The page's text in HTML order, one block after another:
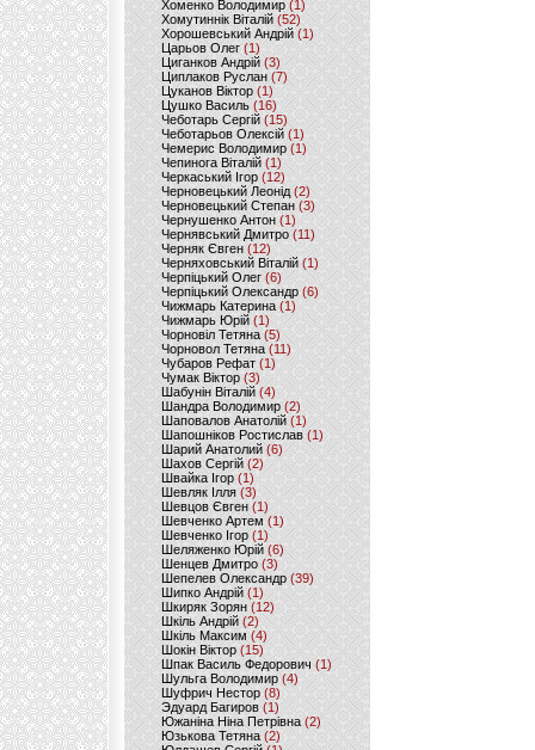
Хоменко Володимир (1)
Хомутиннік Віталій (52)
Хорошевський Андрій (1)
Царьов Олег (1)
Циганков Андрій (3)
Циплаков Руслан(7)
Цуканов Віктор (1)
Цушко Василь (16)
Чеботарь Сергій (15)
Чеботарьов Олексій (1)
Чемерис Володимир (1)
Чепинога Віталій (1)
Черкаський Ігор (12)
Черновецький Леонід(2)
Черновецький Степан (3)
Чернушенко Антон (1)
Чернявський Дмитро(11)
Черняк Євген(12)
Черняховський Віталій (1)
Черпіцький Олег (6)
Черпіцький Олександр (6)
Чижмарь Катерина (1)
Чижмарь Юрій (1)
Чорновіл Тетяна (5)
Чорновол Тетяна (11)
Чубаров Рефат (1)
Чумак Віктор(3)
Шабунін Віталій (4)
Шандра Володимир (2)
Шаповалов Анатолій(1)
Шапошніков Ростислав(1)
Шарий Анатолий(6)
Шахов Сергій(2)
Швайка Ігор (1)
Шевляк Ілля (3)
Шевцов Євген (1)
Шевченко Артем(1)
Шевченко Ігор(1)
Шеляженко Юрій (6)
Шенцев Дмитро (3)
Шепелев Олександр (39)
Шипко Андрій(1)
Шкиряк Зорян(12)
Шкіль Андрій(2)
Шкіль Максим (4)
Шокін Віктор (15)
Шпак Василь Федорович (1)
Шульга Володимир (4)
Шуфрич Нестор(8)
Эдуард Багиров (1)
Южаніна Ніна Петрівна (2)
Юзькова Тетяна(2)